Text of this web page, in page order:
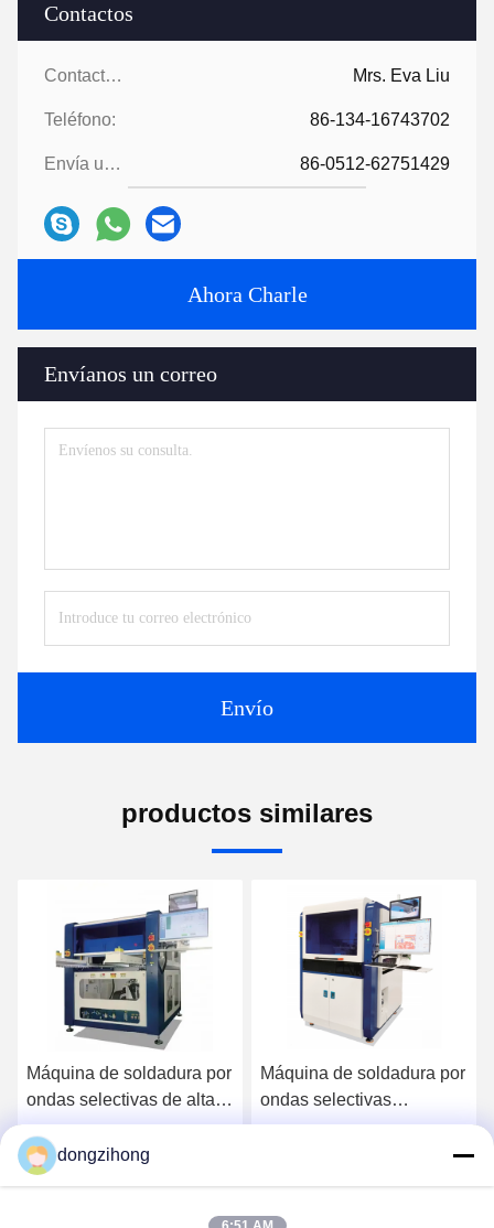
Contactos
Contactos: Mrs. Eva Liu
Teléfono: 86-134-16743702
Envía un fax.: 86-0512-62751429
Ahora Charle
Envíanos un correo
Envío
productos similares
Máquina de soldadura por
ondas selectivas
integrada totalmente
automática en línea de
alta eficiencia para línea
Máquina de soldadura por
láser controlada para
línea de producción de
dongzihong